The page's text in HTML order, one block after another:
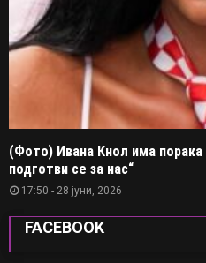
(Фото) Ивана Кнол има порака
подготви се за нас“
17:50 - 28 јуни, 2026
FACEBOOK